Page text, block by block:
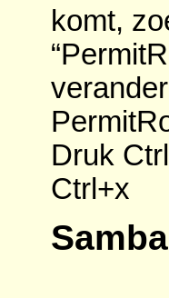
komt,
Druk
Ctrl+x